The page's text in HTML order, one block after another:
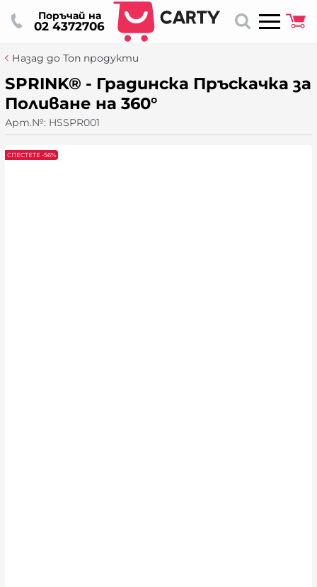
02 4372706
Поръчай на
Назад до Топ продукти
SPRINK® - Градинска Пръскачка за
Поливане на 360°
Арт.№: HSSPR001
СПЕСТЕТЕ -56%